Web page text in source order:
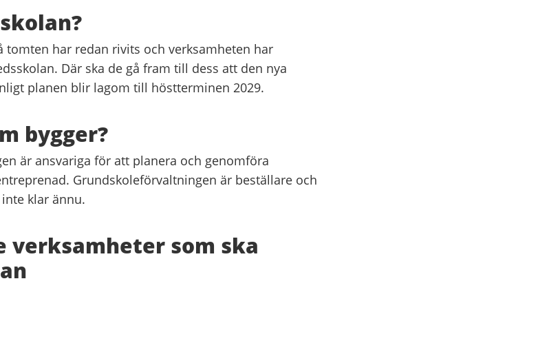
tomten har redan rivits och verksamheten har
Där ska de gå fram till dess att den nya
planen blir lagom till höstterminen 2029.
bygger?
är ansvariga för att planera och genomföra
Grundskoleförvaltningen är beställare och
klar ännu.
verksamheter som ska